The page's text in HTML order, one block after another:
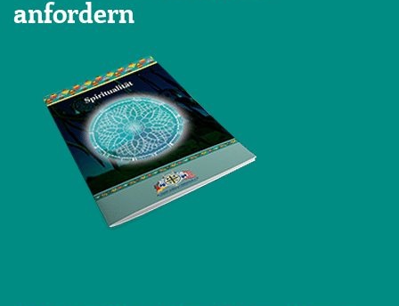
anfordern